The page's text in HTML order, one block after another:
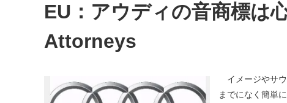
EU：アウディの音商標は
Attorneys
イメージやサウ
までになく簡単